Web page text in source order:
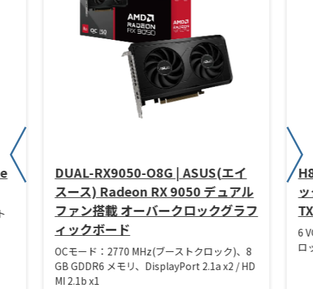
DUAL-RX9050-O8G | ASUS(エイ
スース) Radeon RX 9050 デュアル
ファン搭載 オーバークロックグラフ
ィックボード
OCモード：2770 MHz(ブーストクロック)、8
GB GDDR6 メモリ、DisplayPort 2.1a x2 / HD
MI 2.1b x1
6
ロ